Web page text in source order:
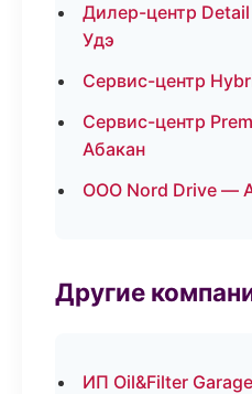
Дилер-центр
Удэ
Сервис-центр
Сервис-центр
Абакан
ООО Nord Drive —
Другие
ИП Oil&Filter